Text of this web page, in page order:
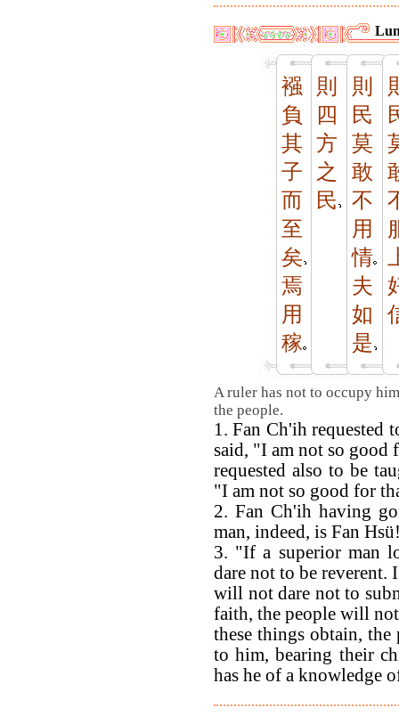
襁
負
其
子
而
至
矣
焉
用
稼
則
四
方
之
民
則
民
莫
敢
不
用
情
夫
如
是
A ruler has not to occupy
the people.
1. Fan Ch'ih requested
said, "I am not so good
requested also to be
"I am not so good for
2. Fan Ch'ih having
man, indeed, is Fan
3. "If a superior man
dare not to be reverent.
will not dare not to
faith, the people will
these things obtain,
to him, bearing their
has he of a knowledge